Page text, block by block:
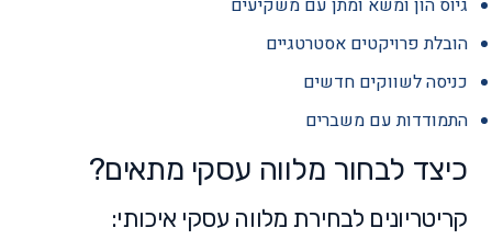
הובלת פרויקטים אסטרטגיים
כניסה לשווקים חדשים
התמודדות עם משברים
כיצד לבחור מלווה עסקי מתאים?
קריטריונים לבחירת מלווה עסקי איכותי: